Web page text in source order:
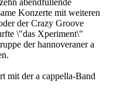
abendfüllende
Konzerte mit weiteren
der Crazy Groove
\"das Xperiment\"
der hannoveraner a
mit der a cappella-Band